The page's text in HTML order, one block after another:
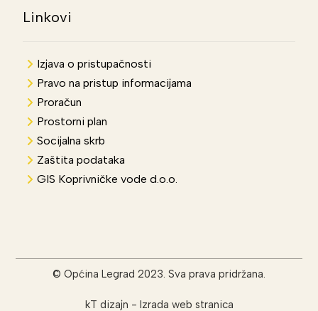
Linkovi
Izjava o pristupačnosti
Pravo na pristup informacijama
Proračun
Prostorni plan
Socijalna skrb
Zaštita podataka
GIS Koprivničke vode d.o.o.
© Općina Legrad 2023. Sva prava pridržana.
kT dizajn - Izrada web stranica